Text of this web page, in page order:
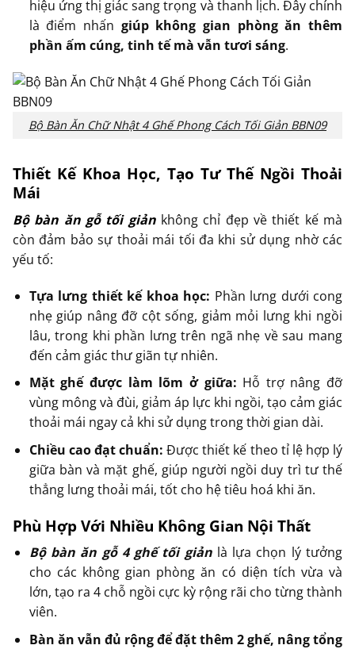
hiệu ứng thị giác sang trọng và thanh lịch. Đây chính
là điểm nhấn giúp không gian phòng ăn thêm
phần ấm cúng, tinh tế mà vẫn tươi sáng.
Bộ Bàn Ăn Chữ Nhật 4 Ghế Phong Cách Tối Giản BBN09
Thiết Kế Khoa Học, Tạo Tư Thế Ngồi Thoải
Mái
Bộ bàn ăn gỗ tối giảnkhông chỉ đẹp về thiết kế mà
còn đảm bảo sự thoải mái tối đa khi sử dụng nhờ các
yếu tố:
Tựa lưng thiết kế khoa học: Phần lưng dưới cong
nhẹ giúp nâng đỡ cột sống, giảm mỏi lưng khi ngồi
lâu, trong khi phần lưng trên ngã nhẹ về sau mang
đến cảm giác thư giãn tự nhiên.
Mặt ghế được làm lõm ở giữa: Hỗ trợ nâng đỡ
vùng mông và đùi, giảm áp lực khi ngồi, tạo cảm giác
thoải mái ngay cả khi sử dụng trong thời gian dài.
Chiều cao đạt chuẩn: Được thiết kế theo tỉ lệ hợp lý
giữa bàn và mặt ghế, giúp người ngồi duy trì tư thế
thẳng lưng thoải mái, tốt cho hệ tiêu hoá khi ăn.
Phù Hợp Với Nhiều Không Gian Nội Thất
Bộ bàn ăn gỗ 4 ghế tối giảnlà lựa chọn lý tưởng
cho các không gian phòng ăn có diện tích vừa và
lớn, tạo ra 4 chỗ ngồi cực kỳ rộng rãi cho từng thành
viên.
Bàn ăn vẫn đủ rộng để đặt thêm 2 ghế, nâng tổng